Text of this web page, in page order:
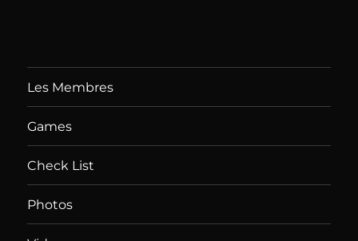
Les Membres
Games
Check List
Photos